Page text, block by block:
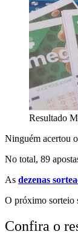
Resultado
Ninguém acertou
No total, 89
As dezenas
O próximo sorteio
Confira o